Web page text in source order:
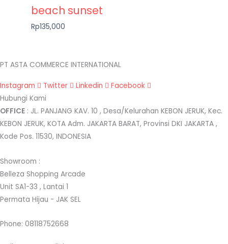
beach sunset
Rp135,000
PT ASTA COMMERCE INTERNATIONAL
Instagram Twitter Linkedin
Facebook
Hubungi Kami
OFFICE : JL. PANJANG KAV. 10 , Desa/Kelurahan KEBON JERUK, Kec.
KEBON JERUK, KOTA Adm. JAKARTA BARAT, Provinsi DKI JAKARTA ,
Kode Pos. 11530, INDONESIA
Showroom :
Belleza Shopping Arcade
Unit SA1-33 , Lantai 1
Permata Hijau - JAK SEL
Phone: 08118752668